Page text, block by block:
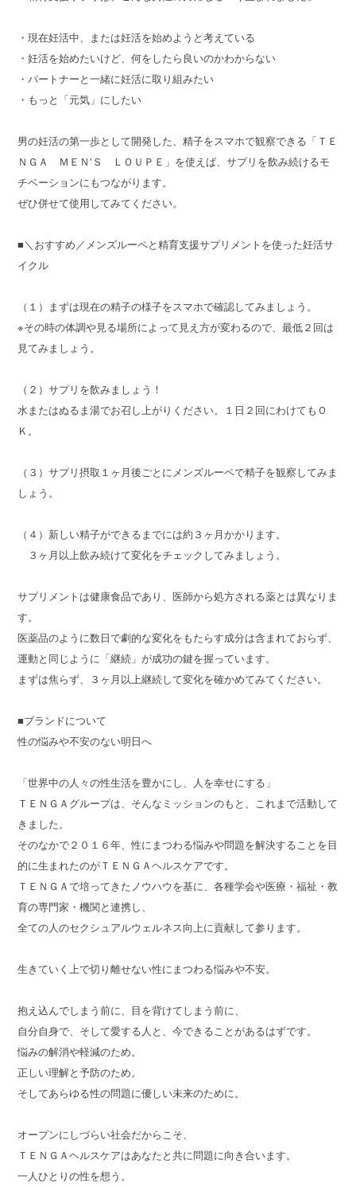
・現在妊活中、または妊活を始めようと考えている
・妊活を始めたいけど、何をしたら良いのかわからない
・パートナーと一緒に妊活に取り組みたい
・もっと「元気」にしたい
男の妊活の第一歩として開発した、精子をスマホで観察できる「ＴＥ
ＮＧＡ ＭＥＮ’Ｓ ＬＯＵＰＥ」を使えば、サプリを飲み続けるモ
チベーションにもつながります。
ぜひ併せて使用してみてください。
■＼おすすめ／メンズルーペと精育支援サプリメントを使った妊活サ
イクル
（１）まずは現在の精子の様子をスマホで確認してみましょう。
※その時の体調や見る場所によって見え方が変わるので、最低２回は
見てみましょう。
（２）サプリを飲みましょう！
水またはぬるま湯でお召し上がりください。１日２回にわけてもＯ
Ｋ。
（３）サプリ摂取１ヶ月後ごとにメンズルーペで精子を観察してみま
しょう。
（４）新しい精子ができるまでには約３ヶ月かかります。
３ヶ月以上飲み続けて変化をチェックしてみましょう。
サプリメントは健康食品であり、医師から処方される薬とは異なりま
す。
医薬品のように数日で劇的な変化をもたらす成分は含まれておらず、
運動と同じように「継続」が成功の鍵を握っています。
まずは焦らず、３ヶ月以上継続して変化を確かめてみてください。
■ブランドについて
性の悩みや不安のない明日へ
「世界中の人々の性生活を豊かにし、人を幸せにする」
ＴＥＮＧＡグループは、そんなミッションのもと、これまで活動して
きました。
そのなかで２０１６年、性にまつわる悩みや問題を解決することを目
的に生まれたのがＴＥＮＧＡヘルスケアです。
ＴＥＮＧＡで培ってきたノウハウを基に、各種学会や医療・福祉・教
育の専門家・機関と連携し、
全ての人のセクシュアルウェルネス向上に貢献して参ります。
生きていく上で切り離せない性にまつわる悩みや不安。
抱え込んでしまう前に、目を背けてしまう前に、
自分自身で、そして愛する人と、今できることがあるはずです。
悩みの解消や軽減のため。
正しい理解と予防のため。
そしてあらゆる性の問題に優しい未来のために。
オープンにしづらい社会だからこそ、
ＴＥＮＧＡヘルスケアはあなたと共に問題に向き合います。
一人ひとりの性を想う。